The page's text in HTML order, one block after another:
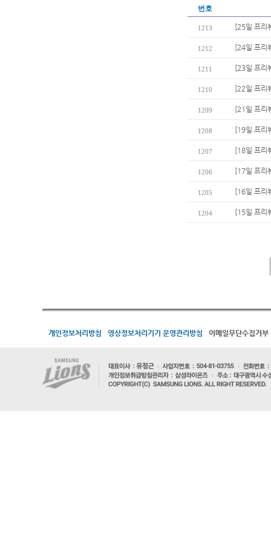
번호
1213 [25일 프리
1212 [24일 프리
1211 [23일 프리
1210 [22일 프리
1209 [21일 프리
1208 [19일 프리
1207 [18일 프리
1206 [17일 프리
1205 [16일 프리
1204 [15일 프리
개인정보처리방침 영상정보처리기기 운영관리방침 이메일무단수집거부